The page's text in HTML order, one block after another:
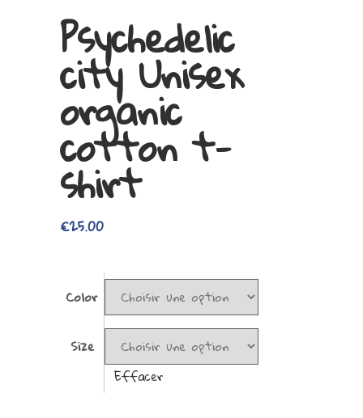
Psychedelic
city Unisex
organic
cotton t-
shirt
€25.00
Color
Size
Effacer